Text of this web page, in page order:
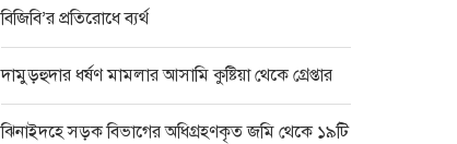
বিজিবি’র প্রতিরোধে ব্যর্থ
দামুড়হুদার ধর্ষণ মামলার আসামি কুষ্টিয়া থেকে গ্রেপ্তার
ঝিনাইদহে সড়ক বিভাগের অধিগ্রহণকৃত জমি থেকে ১৯টি